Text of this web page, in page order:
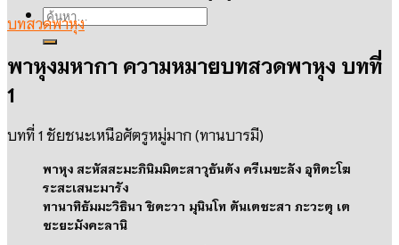
ค้นหา:
บทสวดพาหุง
พาหุงมหากา ความหมายบทสวดพาหุง บทที่
1
บทที่1ชัยชนะเหนือศัตรูหมู่มาก(ทานบารมี)
พาหุง สะหัสสะมะภินิมมิตะสาวุธันตัง ครีเมขะลัง อุทิตะโฆ
ระสะเสนะมารัง
ทานาทิธัมมะวิธินา ชิตะวา มุนินโท ตันเตชะสา ภะวะตุ เต
ชะยะมังคะลานิ